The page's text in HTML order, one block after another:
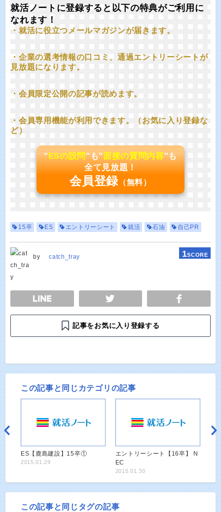
就活ノートに登録すると以下の特典がご利用に
なれます！
・就活に役立つメールマガジンが届きます。
・企業の選考情報の口コミ、通過エントリーシートが
見放題になります。
・会員限定公開の記事が読めます。
・会員専用機能が利用できます。（お気に入り登録な
ど）
"ESの設問"も"面接の質問内容"も
全て見放題！
会員登録 （無料）
15卒 ES エントリーシート 就活 石油 自己PR
by catch_tray 1SCORE
TWEET
記事をお気に入り登録する
この記事と同じカテゴリの記事
ES【鹿島建設】15卒①
2015.01.29
エントリーシート【16卒】 N
EC
2015.01.30
この記事と同じタグの記事